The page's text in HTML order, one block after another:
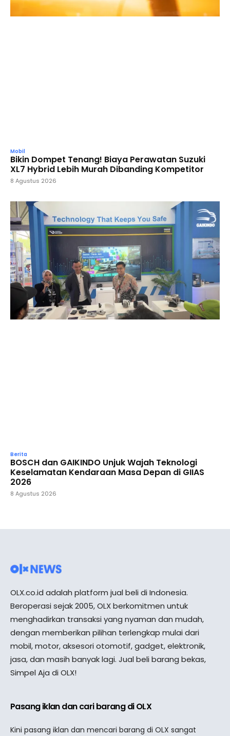
Mobil
Bikin Dompet Tenang! Biaya Perawatan Suzuki
XL7 Hybrid Lebih Murah Dibanding Kompetitor
8 Agustus 2026
Berita
BOSCH dan GAIKINDO Unjuk Wajah Teknologi
Keselamatan Kendaraan Masa Depan di GIIAS
2026
8 Agustus 2026
OLX.co.id adalah platform jual beli di Indonesia.
Beroperasi sejak 2005, OLX berkomitmen untuk
menghadirkan transaksi yang nyaman dan mudah,
dengan memberikan pilihan terlengkap mulai dari
mobil, motor, aksesori otomotif, gadget, elektronik,
jasa, dan masih banyak lagi. Jual beli barang bekas,
Simpel Aja di OLX!
Pasang iklan dan cari barang di OLX
Kini pasang iklan dan mencari barang di OLX sangat